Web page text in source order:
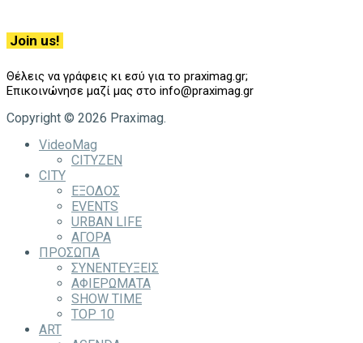
Join us!
Θέλεις να γράφεις κι εσύ για το praximag.gr;
Επικοινώνησε μαζί μας στο info@praximag.gr
Copyright © 2026 Praximag.
VideoMag
CITYZEN
CITY
ΕΞΟΔΟΣ
EVENTS
URBAN LIFE
ΑΓΟΡΑ
ΠΡΟΣΩΠΑ
ΣΥΝΕΝΤΕΥΞΕΙΣ
ΑΦΙΕΡΩΜΑΤΑ
SHOW TIME
TOP 10
ART